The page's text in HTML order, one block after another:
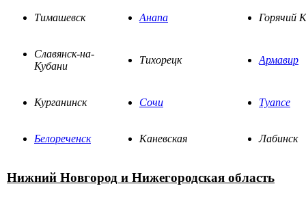
Тимашевск Анапа Горячий
Славянск-на-
Кубани
Тихорецк Армавир
Курганинск Сочи Туапсе
Белореченск Каневская Лабинск
Нижний Новгород и Нижегородская область